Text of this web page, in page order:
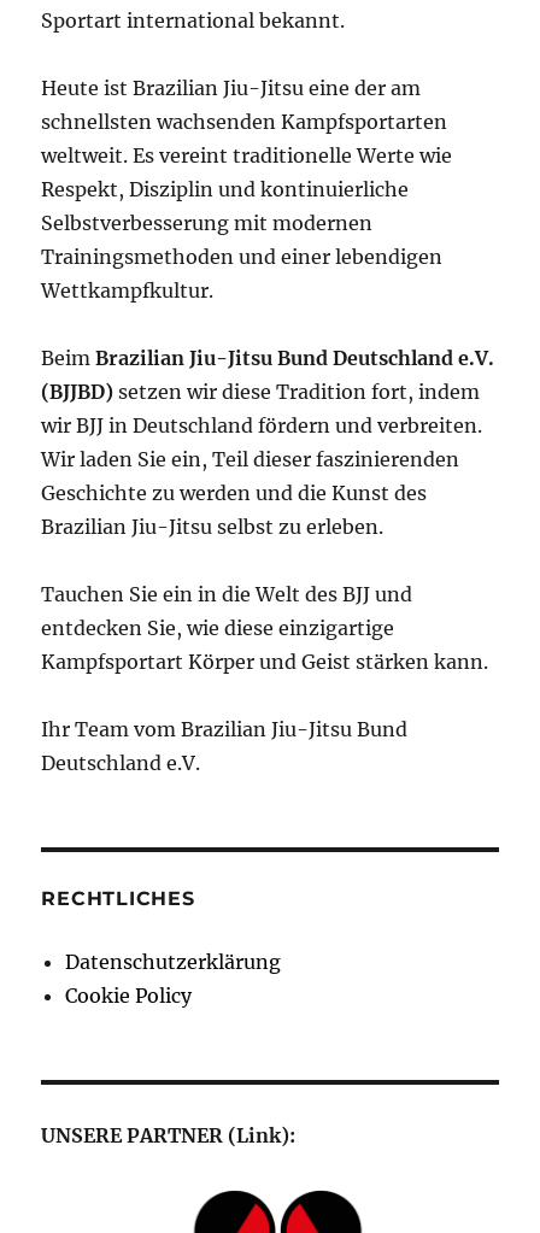
Sportart international bekannt.
Heute ist Brazilian Jiu-Jitsu eine der am
schnellsten wachsenden Kampfsportarten
weltweit. Es vereint traditionelle Werte wie
Respekt, Disziplin und kontinuierliche
Selbstverbesserung mit modernen
Trainingsmethoden und einer lebendigen
Wettkampfkultur.
BeimBrazilian Jiu-Jitsu Bund Deutschland e.V.
(BJJBD) setzen wir diese Tradition fort, indem
wir BJJ in Deutschland fördern und verbreiten.
Wir laden Sie ein, Teil dieser faszinierenden
Geschichte zu werden und die Kunst des
Brazilian Jiu-Jitsu selbst zu erleben.
Tauchen Sie ein in die Welt des BJJ und
entdecken Sie, wie diese einzigartige
Kampfsportart Körper und Geist stärken kann.
Ihr Team vom Brazilian Jiu-Jitsu Bund
Deutschland e.V.
RECHTLICHES
Datenschutzerklärung
Cookie Policy
UNSERE PARTNER (Link):